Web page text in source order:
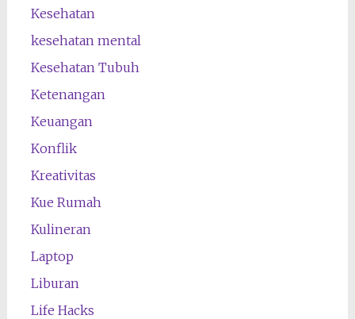
Kesehatan
kesehatan mental
Kesehatan Tubuh
Ketenangan
Keuangan
Konflik
Kreativitas
Kue Rumah
Kulineran
Laptop
Liburan
Life Hacks